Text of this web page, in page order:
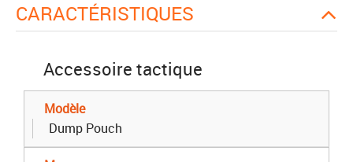
CARACTÉRISTIQUES
Accessoire tactique
Modèle
Dump Pouch